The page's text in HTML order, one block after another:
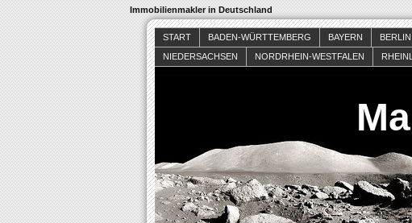
Immobilienmakler in Deutschland
START BADEN-WÜRTTEMBERG BAYERN BERLIN
NIEDERSACHSEN
NORDRHEIN-WESTFALEN